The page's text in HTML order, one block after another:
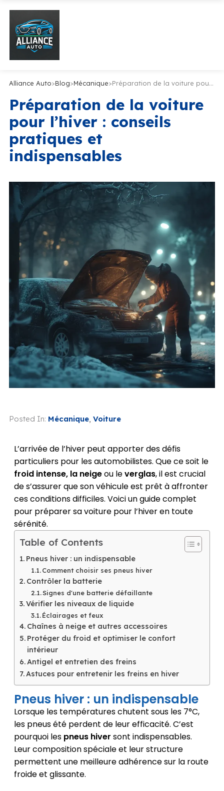
Alliance Auto>Blog>Mécanique> Préparation de la voiture pour l’hiver : conseils pratiques et indispensables
Préparation de la voiture
pour l’hiver : conseils
pratiques et
indispensables
Posted In: Mécanique, Voiture
L’arrivée de l’hiver peut apporter des défis
particuliers pour les automobilistes. Que ce soit le
froid intense, la neigeou leverglas, il est crucial
de s’assurer que son véhicule est prêt à affronter
ces conditions difficiles. Voici un guide complet
pour préparer sa voiture pour l’hiver en toute
sérénité.
Table of Contents
Pneus hiver : un indispensable
Comment choisir ses pneus hiver
Contrôler la batterie
Signes d'une batterie défaillante
Vérifier les niveaux de liquide
Éclairages et feux
Chaînes à neige et autres accessoires
Protéger du froid et optimiser le confort
intérieur
Antigel et entretien des freins
Astuces pour entretenir les freins en hiver
Pneus hiver : un indispensable
Lorsque les températures chutent sous les 7°C,
les pneus été perdent de leur efficacité. C’est
pourquoi les pneus hiver sont indispensables.
Leur composition spéciale et leur structure
permettent une meilleure adhérence sur la route
froide et glissante.